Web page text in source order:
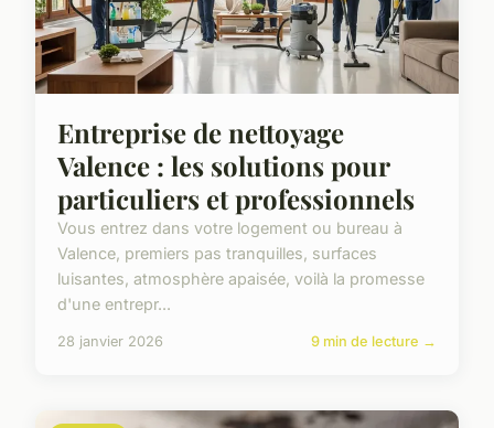
Entreprise de nettoyage
Valence : les solutions pour
particuliers et professionnels
Vous entrez dans votre logement ou bureau à
Valence, premiers pas tranquilles, surfaces
luisantes, atmosphère apaisée, voilà la promesse
d'une entrepr...
28 janvier 2026 9 min de lecture →